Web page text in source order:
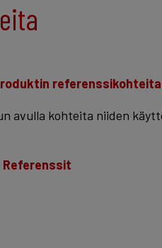
referenssikohteita
avulla kohteita niiden
Referenssit